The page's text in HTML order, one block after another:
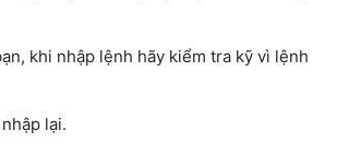
khi nhập lệnh hãy kiểm tra kỹ vì lệnh
lại.